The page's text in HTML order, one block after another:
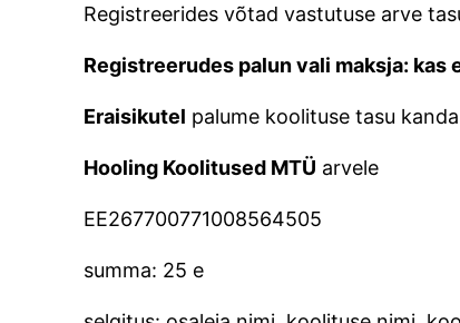
Registreerides võtad vastutuse arve
Registreerudes palun vali maksja: kas
Eraisikutel palume koolituse tasu
Hooling Koolitused MTÜ arvele
EE267700771008564505
summa: 25 e